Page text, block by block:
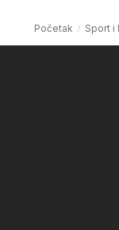
Početak Sport i